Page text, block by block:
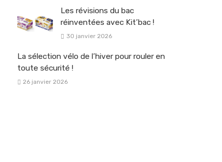
Les révisions du bac
réinventées avec Kit’bac !
30 janvier 2026
La sélection vélo de l’hiver pour rouler en
toute sécurité !
26 janvier 2026